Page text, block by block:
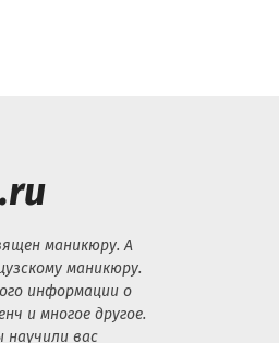
маникюру. А
маникюру.
информации о
и многое другое.
вас